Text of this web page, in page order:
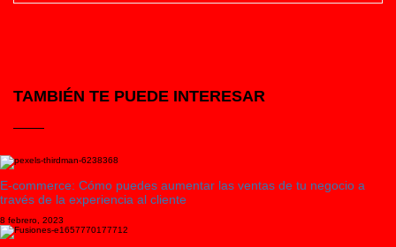
TAMBIÉN TE PUEDE INTERESAR
E-commerce: Cómo puedes aumentar las ventas de tu negocio a
través de la experiencia al cliente
8 febrero, 2023